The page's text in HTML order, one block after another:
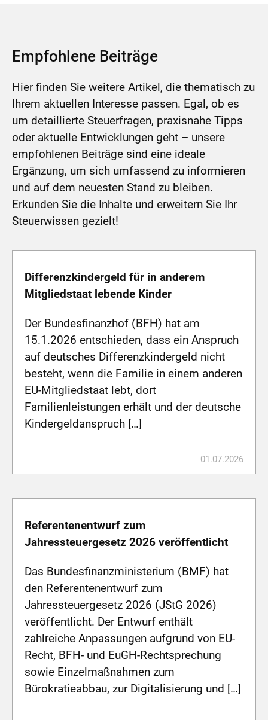
Empfohlene Beiträge
Hier finden Sie weitere Artikel, die thematisch zu
Ihrem aktuellen Interesse passen. Egal, ob es
um detaillierte Steuerfragen, praxisnahe Tipps
oder aktuelle Entwicklungen geht – unsere
empfohlenen Beiträge sind eine ideale
Ergänzung, um sich umfassend zu informieren
und auf dem neuesten Stand zu bleiben.
Erkunden Sie die Inhalte und erweitern Sie Ihr
Steuerwissen gezielt!
Differenzkindergeld für in anderem
Mitgliedstaat lebende Kinder
Der Bundesfinanzhof (BFH) hat am
15.1.2026 entschieden, dass ein Anspruch
auf deutsches Differenzkindergeld nicht
besteht, wenn die Familie in einem anderen
EU-Mitgliedstaat lebt, dort
Familienleistungen erhält und der deutsche
Kindergeldanspruch […]
01.07.2026
Referentenentwurf zum
Jahressteuergesetz 2026 veröffentlicht
Das Bundesfinanzministerium (BMF) hat
den Referentenentwurf zum
Jahressteuergesetz 2026 (JStG 2026)
veröffentlicht. Der Entwurf enthält
zahlreiche Anpassungen aufgrund von EU-
Recht, BFH- und EuGH-Rechtsprechung
sowie Einzelmaßnahmen zum
Bürokratieabbau, zur Digitalisierung und […]